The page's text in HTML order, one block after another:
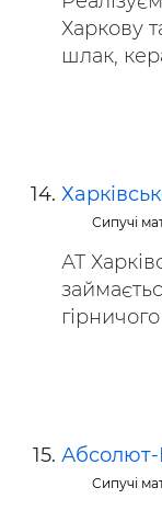
Харкову
шлак,
Сипучі
АТ
Сипучі